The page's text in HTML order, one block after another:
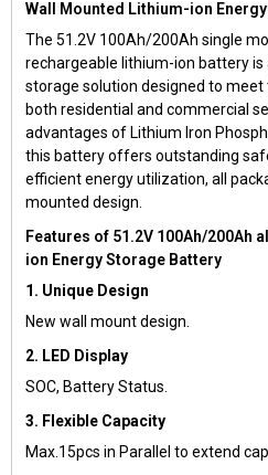
Wall Mounted Lithium-ion
The 51.2V 100Ah/200Ah single
rechargeable lithium-ion battery
storage solution designed to
both residential and commercial
advantages of Lithium Iron
this battery offers outstanding
efficient energy utilization, all
mounted design.
Features of 51.2V 100Ah/200Ah
ion Energy Storage Battery
1. Unique Design
New wall mount design.
2. LED Display
SOC, Battery Status.
3. Flexible Capacity
Max.15pcs in Parallel to extend